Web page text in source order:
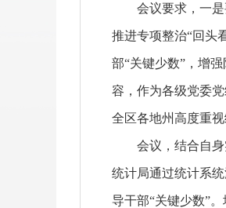
会议要求，一是要
推进专项整治“回头
部“关键少数”，增
容，作为各级党委
全区各地州高度重
会议，结合自身实
统计局通过统计系
导干部“关键少数”